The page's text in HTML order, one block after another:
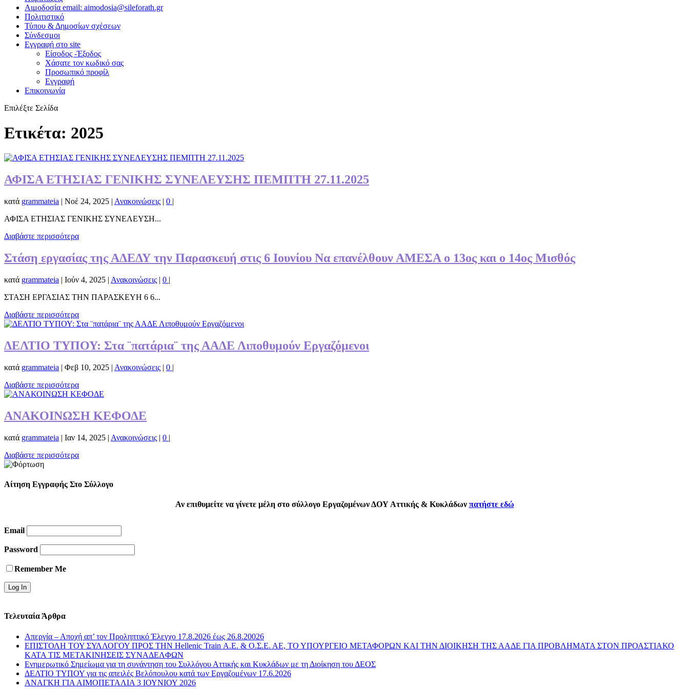
Αιμοδοσία email: aimodosia@sileforath.gr
Πολιτιστικό
Τύπου & Δημοσίων σχέσεων
Σύνδεσμοι
Εγγραφή στο site
Είσοδος -Έξοδος
Χάσατε τον κωδικό σας
Προσωπικό προφίλ
Εγγραφή
Επικοινωνία
Επιλέξτε Σελίδα
Ετικέτα: 2025
ΑΦΙΣΑ ΕΤΗΣΙΑΣ ΓΕΝΙΚΗΣ ΣΥΝΕΛΕΥΣΗΣ ΠΕΜΠΤΗ 27.11.2025
κατά grammateia | Νοέ 24, 2025 | Ανακοινώσεις | 0 |
ΑΦΙΣΑ ΕΤΗΣΙΑΣ ΓΕΝΙΚΗΣ ΣΥΝΕΛΕΥΣΗ...
Διαβάστε περισσότερα
Στάση εργασίας της ΑΔΕΔΥ την Παρασκευή στις 6 Ιουνίου Να επανέλθουν ΑΜΕΣΑ ο 13ος και ο 14ος Μισθός
κατά grammateia | Ιούν 4, 2025 | Ανακοινώσεις | 0 |
ΣΤΑΣΗ ΕΡΓΑΣΙΑΣ ΤΗΝ ΠΑΡΑΣΚΕΥΗ 6 6...
Διαβάστε περισσότερα
ΔΕΛΤΙΟ ΤΥΠΟΥ: Στα ¨πατάρια¨ της ΑΑΔΕ Λιποθυμούν Εργαζόμενοι
κατά grammateia | Φεβ 10, 2025 | Ανακοινώσεις | 0 |
Διαβάστε περισσότερα
ΑΝΑΚΟΙΝΩΣΗ ΚΕΦΟΔΕ
κατά grammateia | Ιαν 14, 2025 | Ανακοινώσεις | 0 |
Διαβάστε περισσότερα
Αίτηση Εγγραφής Στο Σύλλογο
Αν επιθυμείτε να γίνετε μέλη στο σύλλογο Εργαζομένων ΔΟΥ Αττικής & Κυκλάδων πατήστε εδώ
Email
Password
Remember Me
Τελευταία Άρθρα
Απεργία – Αποχή απ’ τον Προληπτικό Έλεγχο 17.8.2026 έως 26.8.20026
ΕΠΙΣΤΟΛΗ ΤΟΥ ΣΥΛΛΟΓΟΥ ΠΡΟΣ ΤΗΝ Hellenic Train Α.Ε. & Ο.Σ.Ε. ΑΕ, ΤΟ ΥΠΟΥΡΓΕΙΟ ΜΕΤΑΦΟΡΩΝ ΚΑΙ ΤΗΝ ΔΙΟΙΚΗΣΗ ΤΗΣ ΑΑΔΕ ΓΙΑ ΠΡΟΒΛΗΜΑΤΑ ΣΤΟΝ ΠΡΟΑΣΤΙΑΚΟ
ΚΑΤΑ ΤΙΣ ΜΕΤΑΚΙΝΗΣΕΙΣ ΣΥΝΑΔΕΛΦΩΝ
Ενημερωτικό Σημείωμα για τη συνάντηση του Συλλόγου Αττικής και Κυκλάδων με τη Διοίκηση του ΔΕΟΣ
ΔΕΛΤΙΟ ΤΥΠΟΥ για τις απειλές Βελόπουλου κατά των Εργαζομένων 17.6.2026
ΑΝΑΓΚΗ ΓΙΑ ΑΙΜΟΠΕΤΑΛΙΑ 3 ΙΟΥΝΙΟΥ 2026